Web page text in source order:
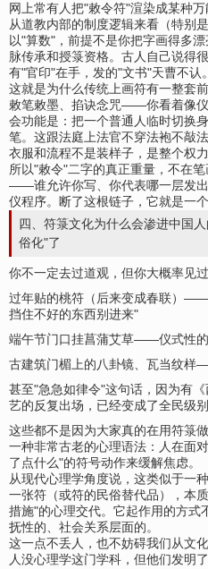
网上常有人把"敕令符"渲染成某种
从道教内部的制度逻辑来看（特别
以"算数"，前提不是你把字画得多
脉传承和授箓资格。古人自己说得
有"官印"在手，发的"文书"天曹不认。
这就是为什么传统上画符有一整套
敕笔敕墨、掐诀念咒——你看着像
会功能是：把一个普通人临时切换
笔。这跟法庭上法官不穿法袍不
衣服和流程不是装样子，是整个权
所以"敕令"二字的真正重量，不在
——谁允许你写、你代表哪一层发
仪程序。断了这根链子，它就是一个
四、符箓文化为什么会渗进中国
俗化"了
你不一定去过道观，但你大概率见
过年贴的桃符（后来变成春联）——
挡住不好的东西别进来"
端午节门口挂菖蒲艾草——仪式性
古建筑门楣上的八卦镜、瓦当纹样
甚至"急急如律令"这句话，因为有
艺的反复出场，已经变成了全民级
这些都不是因为大家真的在用符箓
一种非常古老的心理语法：人在面
了点什么"的符号动作来缓解焦虑。
从现代心理学角度说，这类似于
一张符（或符的民俗替代品），本
措施"的心理交代。它起作用的方式
抚性的、社会关系层面的。
这一点不丢人，也不妨碍我们从文
人没心理学这门学科，但他们发明